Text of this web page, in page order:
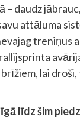
– daudz
attāluma
lai
līdz šim